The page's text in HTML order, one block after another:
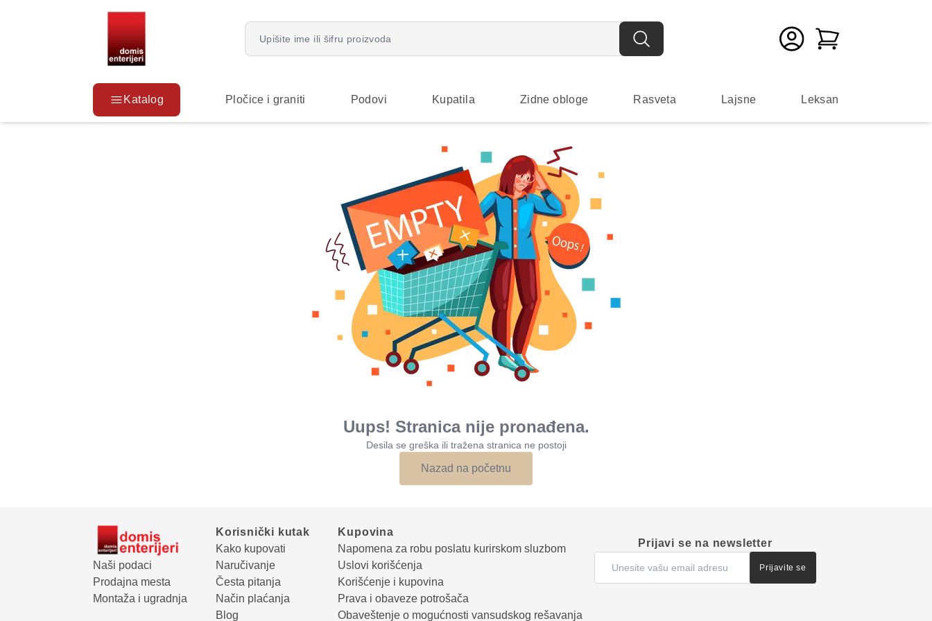
Katalog Pločice i graniti Podovi Kupatila Zidne obloge Rasveta Lajsne Leksan
Uups! Stranica nije pronađena.
Desila se greška ili tražena stranica ne postoji
Nazad na početnu
Naši podaci
Prodajna mesta
Montaža i ugradnja
Korisnički kutak
Kako kupovati
Naručivanje
Česta pitanja
Način plaćanja
Blog
Kupovina
Napomena za robu poslatu kurirskom sluzbom
Uslovi korišćenja
Korišćenje i kupovina
Prava i obaveze potrošača
Obaveštenje o mogućnosti vansudskog rešavanja
Prijavi se na newsletter
Prijavite se